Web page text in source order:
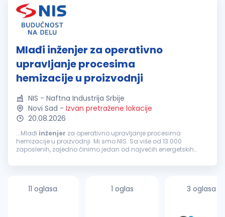
Mlađi inženjer za operativno
upravljanje procesima
hemizacije u proizvodnji
NIS - Naftna Industrija Srbije
Novi Sad - Izvan pretražene lokacije
20.08.2026
...Mlađi inženjer za operativno upravljanje procesima
hemizacije u proizvodnji Mi smo NIS. Sa više od 13.000
zaposlenih, zajedno činimo jedan od najvećih energetskih
ponekad...
11 oglasa 1 oglas 3 oglasa